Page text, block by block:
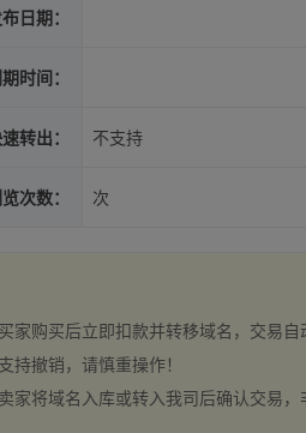
日期：
时间：
转出： 不支持
次数： 次
家购买后立即扣款并转移域名，交易
持撤销，请慎重操作！
家将域名入库或转入我司后确认交易